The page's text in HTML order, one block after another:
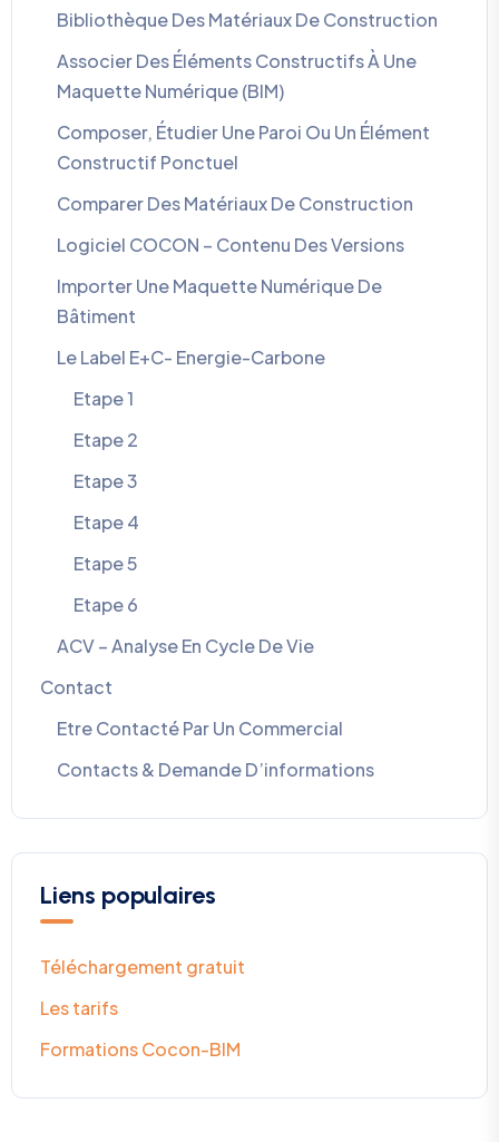
Bibliothèque Des Matériaux De Construction
Associer Des Éléments Constructifs À Une
Maquette Numérique (BIM)
Composer, Étudier Une Paroi Ou Un Élément
Constructif Ponctuel
Comparer Des Matériaux De Construction
Logiciel COCON – Contenu Des Versions
Importer Une Maquette Numérique De
Bâtiment
Le Label E+C- Energie-Carbone
Etape 1
Etape 2
Etape 3
Etape 4
Etape 5
Etape 6
ACV – Analyse En Cycle De Vie
Contact
Etre Contacté Par Un Commercial
Contacts & Demande D’informations
Liens populaires
Téléchargement gratuit
Les tarifs
Formations Cocon-BIM